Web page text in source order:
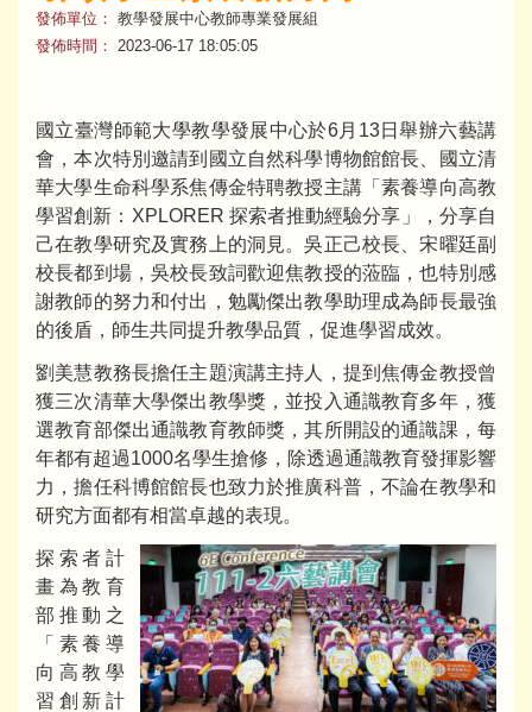
發佈單位： 教學發展中心教師專業發展組
發佈時間：
2023-06-17 18:05:05
國立臺灣師範大學教學發展中心於6月13日舉辦六藝講
會，本次特別邀請到國立自然科學博物館館長、國立清
華大學生命科學系焦傳金特聘教授主講「素養導向高教
學習創新：XPLORER 探索者推動經驗分享」，分享自
己在教學研究及實務上的洞見。吳正己校長、宋曜廷副
校長都到場，吳校長致詞歡迎焦教授的蒞臨，也特別感
謝教師的努力和付出，勉勵傑出教學助理成為師長最強
的後盾，師生共同提升教學品質，促進學習成效。
劉美慧教務長擔任主題演講主持人，提到焦傳金教授曾
獲三次清華大學傑出教學獎，並投入通識教育多年，獲
選教育部傑出通識教育教師獎，其所開設的通識課，每
年都有超過1000名學生搶修，除透過通識教育發揮影響
力，擔任科博館館長也致力於推廣科普，不論在教學和
研究方面都有相當卓越的表現。
探索者計
畫為教育
部推動之
「素養導
向高教學
習創新計